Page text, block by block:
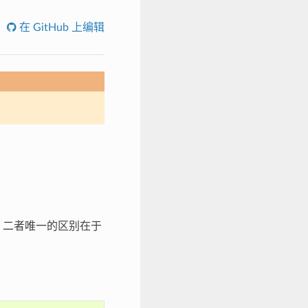
在 GitHub 上编辑
二者唯一的区别在于